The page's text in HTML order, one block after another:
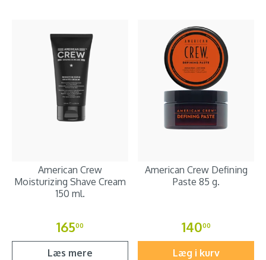
American Crew
Moisturizing Shave Cream
150 ml.
16500
Læs mere
American Crew Defining
Paste 85 g.
14000
Læg i kurv